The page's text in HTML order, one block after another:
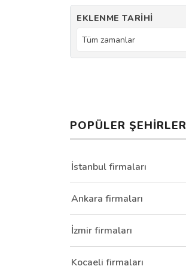
EKLENME TARIHI
Tüm zamanlar
POPÜLER ŞEHIRLER
İstanbul firmaları
Ankara firmaları
İzmir firmaları
Kocaeli firmaları